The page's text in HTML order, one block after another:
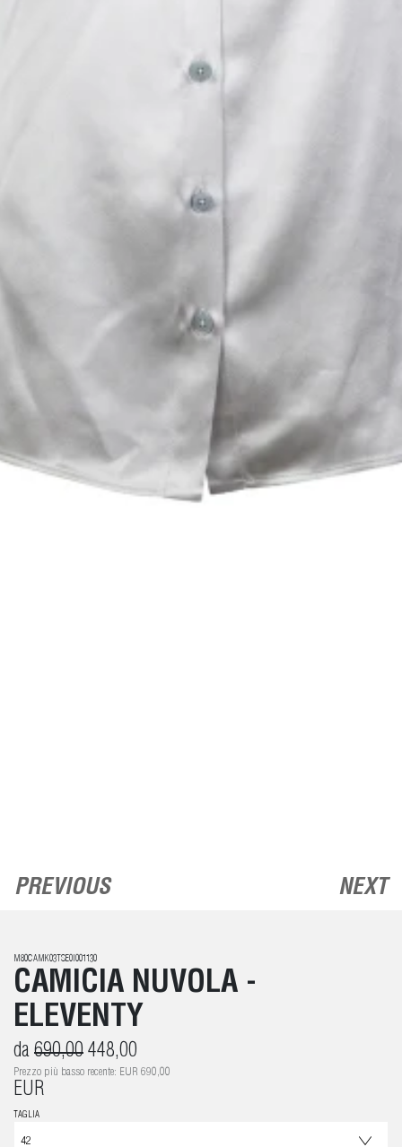
PREVIOUS NEXT
M80CAMK03TSE0I001130
CAMICIA NUVOLA -
ELEVENTY
da 690,00 448,00
Prezzo più basso recente: EUR 690,00
EUR
TAGLIA